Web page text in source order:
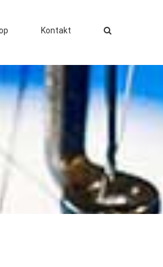
Kontakt